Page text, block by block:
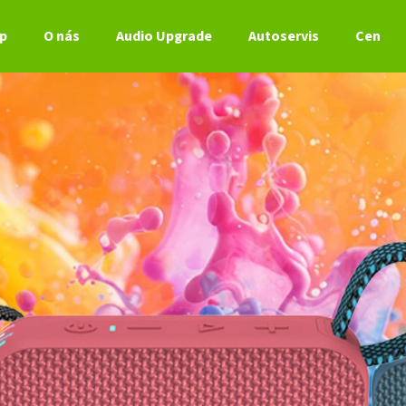
O nás Audio Upgrade Autoservis Ceník
Co potřebujete najít?
HLEDAT
Doporučujeme